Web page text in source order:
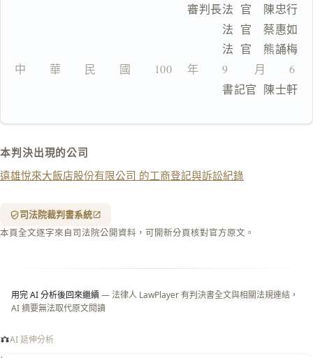
                          審判長法  官　陳忠行
                                法  官　蔡惠如
                                法  官　熊誦梅
中　　華　　民　　國　　100　 年　　9　　 月　　6　
                                書記官  陳士軒
本判決出現的公司
遠雄悅來大飯店股份有限公司 的工商登記與訴訟紀錄
司法院裁判書系統
本頁全文逐字來自司法院公開資料，可開新分頁核對官方原文。
用完 AI 分析後回來繼續— 法律人 LawPlayer 有判決書全文與相關法規連結，
AI 摘要無法取代原文閱讀
AI 延伸分析
複
製
全
文